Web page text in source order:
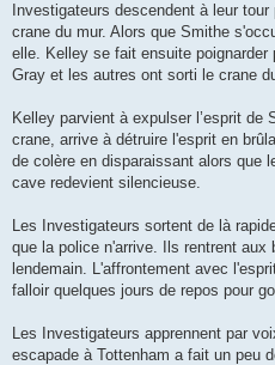
Investigateurs descendent à leur
crane du mur. Alors que Smithe
elle. Kelley se fait ensuite
Gray et les autres ont sorti le crane
Kelley parvient à expulser l’esprit
crane, arrive à détruire l'esprit en
de colère en disparaissant alors que
cave redevient silencieuse.
Les Investigateurs sortent de là
que la police n'arrive. Ils rentrent aux
lendemain. L'affrontement avec
falloir quelques jours de repos pour
Les Investigateurs apprennent par
escapade à Tottenham a fait un peu